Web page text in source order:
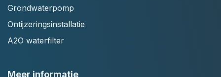
Grondwaterpomp
Ontijzeringsinstallatie
A2O waterfilter
Meer informatie